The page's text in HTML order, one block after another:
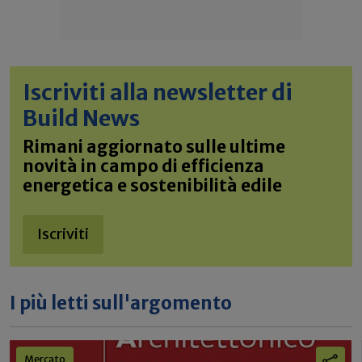
Iscriviti alla newsletter di
Build News
Rimani aggiornato sulle ultime
novità in campo di efficienza
energetica e sostenibilità edile
Iscriviti
I più letti sull'argomento
Mercato